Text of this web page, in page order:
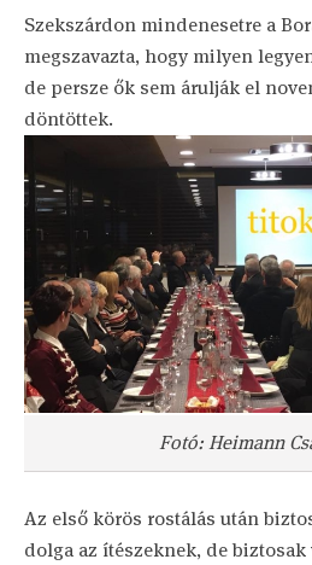
Szekszárdon mindenesetre a
megszavazta, hogy milyen
de persze ők sem árulják el
döntöttek.
Fotó: Heimann
Az első körös rostálás után
dolga az ítészeknek, de